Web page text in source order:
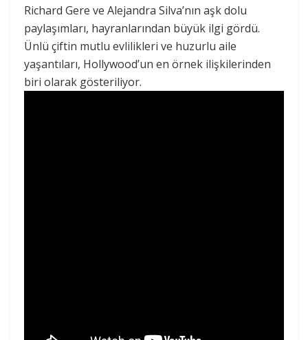
Richard Gere ve Alejandra Silva’nın aşk dolu
paylaşımları, hayranlarından büyük ilgi gördü.
Ünlü çiftin mutlu evlilikleri ve huzurlu aile
yaşantıları, Hollywood’un en örnek ilişkilerinden
biri olarak gösteriliyor.